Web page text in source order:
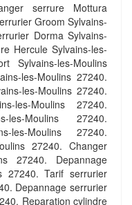
serrure Mottura
Groom Sylvains-
Dorma Sylvains-
Hercule Sylvains-les-
Sylvains-les-Moulins
les-Moulins 27240.
les-Moulins 27240.
les-Moulins 27240.
les-Moulins 27240.
les-Moulins 27240.
27240. Changer
27240. Depannage
27240. Tarif serrurier
Depannage serrurier
Reparation cylindre